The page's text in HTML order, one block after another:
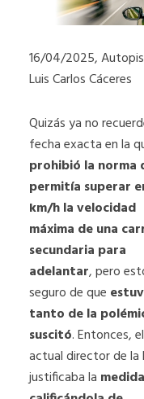
16/04/2025,
Luis Carlos Cáceres
Quizás ya no
fecha exacta en la
prohibió la norma
permitía superar
km/h la velocidad
máxima de una
secundaria para
adelantar, pero
seguro de que
tanto de la
suscitó. Entonces, el
actual director de la
justificaba la medida